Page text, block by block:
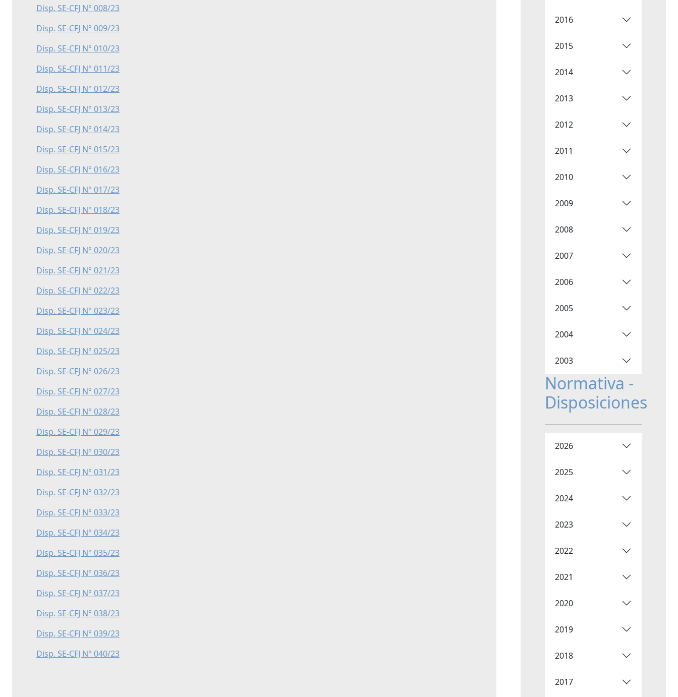
Disp. SE-CFJ N° 008/23
Disp. SE-CFJ N° 009/23
Disp. SE-CFJ N° 010/23
Disp. SE-CFJ N° 011/23
Disp. SE-CFJ N° 012/23
Disp. SE-CFJ N° 013/23
Disp. SE-CFJ N° 014/23
Disp. SE-CFJ N° 015/23
Disp. SE-CFJ N° 016/23
Disp. SE-CFJ N° 017/23
Disp. SE-CFJ N° 018/23
Disp. SE-CFJ N° 019/23
Disp. SE-CFJ N° 020/23
Disp. SE-CFJ N° 021/23
Disp. SE-CFJ N° 022/23
Disp. SE-CFJ N° 023/23
Disp. SE-CFJ N° 024/23
Disp. SE-CFJ N° 025/23
Disp. SE-CFJ N° 026/23
Disp. SE-CFJ N° 027/23
Disp. SE-CFJ N° 028/23
Disp. SE-CFJ N° 029/23
Disp. SE-CFJ N° 030/23
Disp. SE-CFJ N° 031/23
Disp. SE-CFJ N° 032/23
Disp. SE-CFJ N° 033/23
Disp. SE-CFJ N° 034/23
Disp. SE-CFJ N° 035/23
Disp. SE-CFJ N° 036/23
Disp. SE-CFJ N° 037/23
Disp. SE-CFJ N° 038/23
Disp. SE-CFJ N° 039/23
Disp. SE-CFJ N° 040/23
2016
2015
2014
2013
2012
2011
2010
2009
2008
2007
2006
2005
2004
2003
Normativa -
Disposiciones
2026
2025
2024
2023
2022
2021
2020
2019
2018
2017